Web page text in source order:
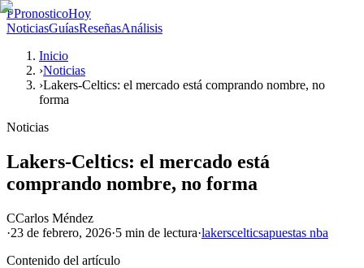
PPronosticoHoy
NoticiasGuíasReseñasAnálisis
Inicio
›Noticias
›Lakers-Celtics: el mercado está comprando nombre, no
forma
Noticias
Lakers-Celtics: el mercado está
comprando nombre, no forma
CCarlos Méndez
·23 de febrero, 2026·5 min de lectura·lakerscelticsapuestas nba
Contenido del artículo